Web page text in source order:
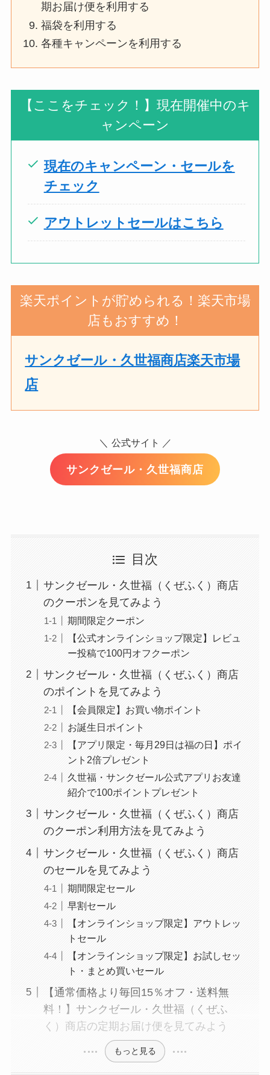
期お届け便を利用する
福袋を利用する
各種キャンペーンを利用する
【ここをチェック！】現在開催中のキ
ャンペーン
現在のキャンペーン・セールを
チェック
アウトレットセールはこちら
楽天ポイントが貯められる！楽天市場
店もおすすめ！
サンクゼール・久世福商店楽天市場
店
＼ 公式サイト ／
サンクゼール・久世福商店
目次
サンクゼール・久世福（くぜふく）商店
のクーポンを見てみよう
期間限定クーポン
【公式オンラインショップ限定】レビュ
ー投稿で100円オフクーポン
サンクゼール・久世福（くぜふく）商店
のポイントを見てみよう
【会員限定】お買い物ポイント
お誕生日ポイント
【アプリ限定・毎月29日は福の日】ポイ
ント2倍プレゼント
久世福・サンクゼール公式アプリお友達
紹介で100ポイントプレゼント
サンクゼール・久世福（くぜふく）商店
のクーポン利用方法を見てみよう
サンクゼール・久世福（くぜふく）商店
のセールを見てみよう
期間限定セール
早割セール
【オンラインショップ限定】アウトレッ
トセール
【オンラインショップ限定】お試しセッ
ト・まとめ買いセール
【通常価格より毎回15％オフ・送料無
料！】サンクゼール・久世福（くぜふ
く）商店の定期お届け便を見てみよう
もっと見る